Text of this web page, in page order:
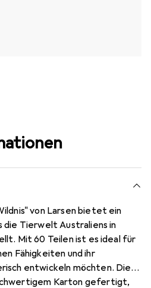
von Larsen bietet ein
die Tierwelt Australiens in
Mit 60 Teilen ist es ideal für
Fähigkeiten und ihr
entwickeln möchten. Die
Karton gefertigt,